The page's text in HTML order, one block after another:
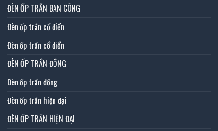
ĐÈN ỐP TRẦN BAN CÔNG
Đèn ốp trần cổ điển
Đèn ốp trần cổ điển
ĐÈN ỐP TRẦN ĐỒNG
Đèn ốp trần đồng
Đèn ốp trần hiện đại
ĐÈN ỐP TRẦN HIỆN ĐẠI